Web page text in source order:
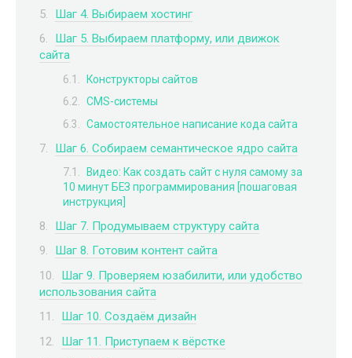
Шаг 4. Выбираем хостинг
Шаг 5. Выбираем платформу, или движок
сайта
Конструкторы сайтов
СMS-системы
Самостоятельное написание кода сайта
Шаг 6. Собираем семантическое ядро сайта
Видео: Как создать сайт с нуля самому за
10 минут БЕЗ программирования [пошаговая
инструкция]
Шаг 7. Продумываем структуру сайта
Шаг 8. Готовим контент сайта
Шаг 9. Проверяем юзабилити, или удобство
использования сайта
Шаг 10. Создаём дизайн
Шаг 11. Приступаем к вёрстке